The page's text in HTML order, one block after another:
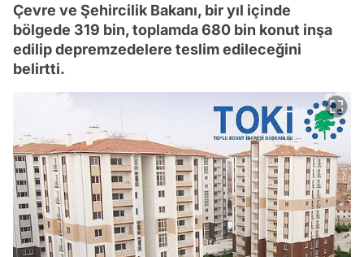
Çevre ve Şehircilik Bakanı, bir yıl içinde
bölgede 319 bin, toplamda 680 bin konut inşa
edilip depremzedelere teslim edileceğini
belirtti.